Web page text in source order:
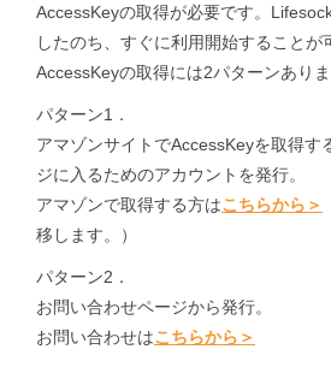
AccessKeyの取得が必要です。
したのち、すぐに利用開始することが
AccessKeyの取得には2パターンありま
パターン1．
アマゾンサイトでAccessKeyを取得す
ジに入るためのアカウントを発行。
アマゾンで取得する方はこちらから＞
移します。）
パターン2．
お問い合わせページから発行。
お問い合わせはこちらから＞